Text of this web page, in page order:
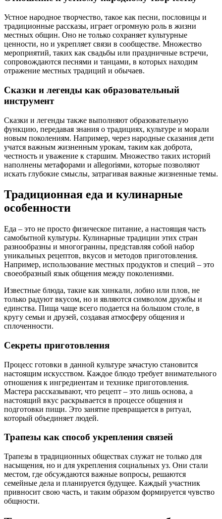
Устное народное творчество, такое как песни, пословицы и
традиционные рассказы, играет огромную роль в жизни
местных общин. Оно не только сохраняет культурные
ценности, но и укрепляет связи в сообществе. Множество
мероприятий, таких как свадьбы или праздничные встречи,
сопровождаются песнями и танцами, в которых находим
отражение местных традиций и обычаев.
Сказки и легенды как образовательный
инструмент
Сказки и легенды также выполняют образовательную
функцию, передавая знания о традициях, культуре и морали
новым поколениям. Например, через народные сказания дети
учатся важным жизненным урокам, таким как доброта,
честность и уважение к старшим. Множество таких историй
наполнены метафорами и allegoriями, которые позволяют
искать глубокие смыслы, затрагивая важные жизненные темы.
Традиционная еда и кулинарные
особенности
Еда – это не просто физическое питание, а настоящая часть
самобытной культуры. Кулинарные традиции этих стран
разнообразны и многогранны, представляя собой набор
уникальных рецептов, вкусов и методов приготовления.
Например, использование местных продуктов и специй – это
своеобразный язык общения между поколениями.
Известные блюда, такие как хинкали, лобио или плов, не
только радуют вкусом, но и являются символом дружбы и
единства. Пища чаще всего подается на большом столе, в
кругу семьи и друзей, создавая атмосферу общения и
сплоченности.
Секреты приготовления
Процесс готовки в данной культуре зачастую становится
настоящим искусством. Каждое блюдо требует внимательного
отношения к ингредиентам и технике приготовления.
Мастера рассказывают, что рецепт – это лишь основа, а
настоящий вкус раскрывается в процессе общения и
подготовки пищи. Это занятие превращается в ритуал,
который объединяет людей.
Трапезы как способ укрепления связей
Трапезы в традиционных обществах служат не только для
насыщения, но и для укрепления социальных уз. Они стали
местом, где обсуждаются важные вопросы, решаются
семейные дела и планируется будущее. Каждый участник
привносит свою часть, и таким образом формируется чувство
общности.